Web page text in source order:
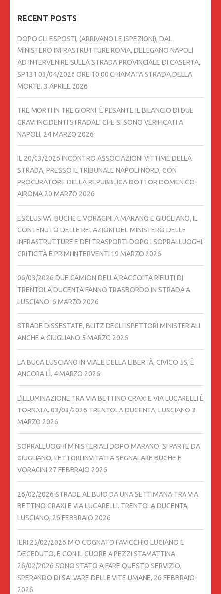
RECENT POSTS
DOPO GLI ESPOSTI, (ARRIVANO LE ISPEZIONI), DAL
MINISTERO INFRASTRUTTURE ROMA, DELEGANO NAPOLI
AD INTERVENIRE SULLA STRADA PROVINCIALE DI CASERTA,
SP131 03/04/2026 ORE 10:00 CHIAMATA STRADA DELLA
MORTE. 3 APRILE 2026
TRE MORTI IN TRE GIORNI. È PESANTE IL BILANCIO DI DUE
GRAVI INCIDENTI STRADALI CHE SI SONO VERIFICATI A
NAPOLI, 24 MARZO 2026
IL 20/03/2026 INCONTRO ASSOCIAZIONI VITTIME DELLA
STRADA, PRESSO IL TRIBUNALE NAPOLI NORD, CON
PROCURATORE DELLA REPUBBLICA DOTTOR DOMENICO
AIROMA 20 MARZO 2026
ESCLUSIVA. BUCHE E VORAGINI A MARANO E GIUGLIANO, IL
CONTENUTO DELLE RELAZIONI DEL MINISTERO DELLE
INFRASTRUTTURE E DEI TRASPORTI DOPO I SOPRALLUOGHI:
CRITICITÀ E PRIMI INTERVENTI 19 MARZO 2026
06/03/2026 DUE CAMION DELLA RACCOLTA RIFIUTI DI
TRENTOLA DUCENTA FANNO TRASBORDO IN STRADA A
LUSCIANO. 6 MARZO 2026
STRADE DISSESTATE, BLITZ DEGLI ISPETTORI MINISTERIALI
ANCHE A GIUGLIANO 5 MARZO 2026
LA BUCA LUSCIANO IN VIALE DELLA LIBERTÀ, CIVICO 55, È
ANCORA LÌ. 4 MARZO 2026
L’ILLUMINAZIONE TRA VIA BETTINO CRAXI E VIA LUCARELLI È
TORNATA. 03/03/2026 TRENTOLA DUCENTA, LUSCIANO 3
MARZO 2026
SOPRALLUOGHI MINISTERIALI DOPO MARANO: SI PARTE DA
GIUGLIANO, LETTORI INVITATI A SEGNALARE BUCHE E
VORAGINI 27 FEBBRAIO 2026
26/02/2026 STRADE AL BUIO DA UNA SETTIMANA TRA VIA
BETTINO CRAXI E VIA LUCARELLI. TRENTOLA DUCENTA,
LUSCIANO, 26 FEBBRAIO 2026
IERI 25/02/2026 MIO COGNATO FAVICCHIO LUCIANO E
DECEDUTO, E CON IL CUORE A PEZZI STAMATTINA
26/02/2026 SONO STATO A FARE QUESTO SERVIZIO,
SPERANDO DI SALVARE DELLE VITE UMANE, 26 FEBBRAIO
2026